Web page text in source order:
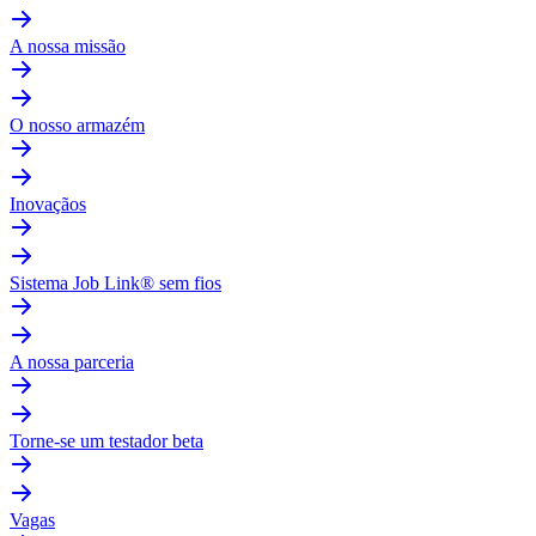
A nossa missão
O nosso armazém
Inovaçãos
Sistema Job Link® sem fios
A nossa parceria
Torne-se um testador beta
Vagas